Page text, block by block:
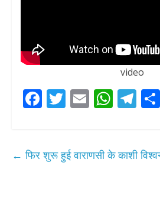
video
F
b
T
er
E
l
W
s
T
gr
S
← फिर शुरू हुई वाराणसी के काशी